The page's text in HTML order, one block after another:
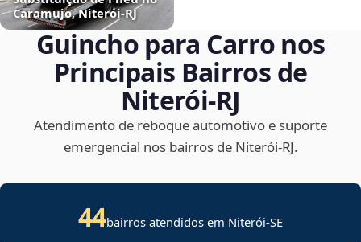
Caramujo, Niterói‑RJ
Guincho para Carro nos
Principais Bairros de
Niterói‑RJ
Atendimento de reboque automotivo e suporte
emergencial nos bairros de Niterói‑RJ.
44bairros atendidos em Niterói-SE